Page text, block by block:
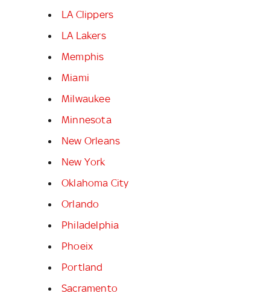
LA Clippers
LA Lakers
Memphis
Miami
Milwaukee
Minnesota
New Orleans
New York
Oklahoma City
Orlando
Philadelphia
Phoeix
Portland
Sacramento